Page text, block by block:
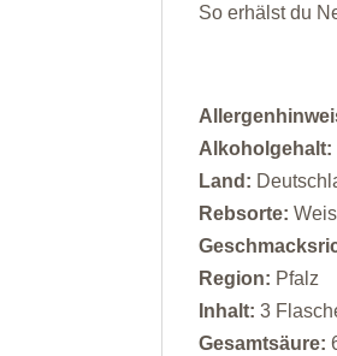
So erhälst du
Alkoholgehalt:
Land:
Rebsorte:
Region: Pfalz
Inhalt:3
Gesamtsäure: